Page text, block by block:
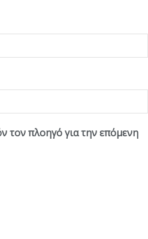
τον πλοηγό για την επόμενη